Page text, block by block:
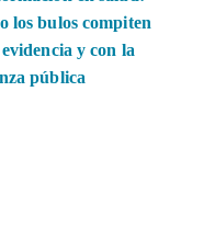
los bulos compiten
y con la
pública